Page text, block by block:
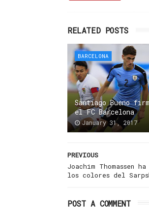
RELATED POSTS
BARCELONA
Santiago Bueno
el FC Barcelona
January 31, 2017
PREVIOUS
Joachim Thomassen
los colores del
POST A COMMENT